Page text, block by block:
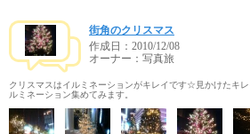
街角のクリスマス
作成日： 2010/12/08
オーナー：写真旅
クリスマスはイルミネーションがキレイです☆見かけたキレ
ルミネーション集めてみます。